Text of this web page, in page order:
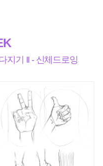
지기 II - 신체드로잉